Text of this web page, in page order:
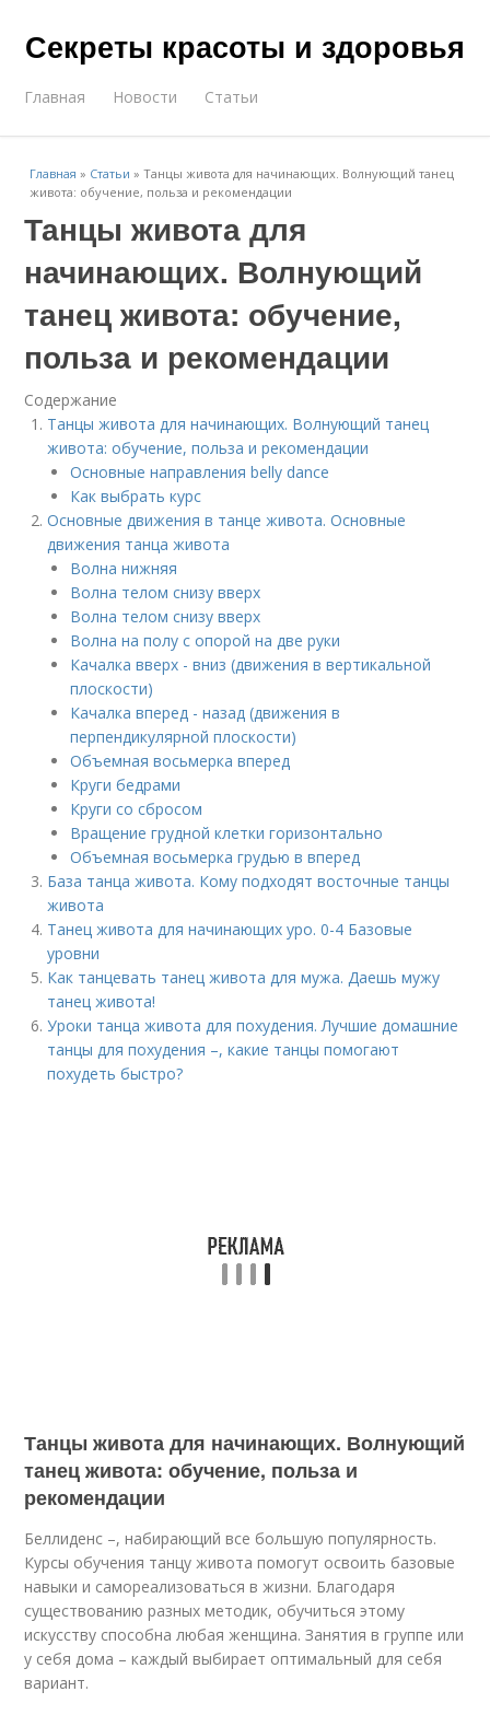
Секреты красоты и здоровья
Главная Новости Статьи
Главная » Статьи »Танцы живота для начинающих. Волнующий танец
живота: обучение, польза и рекомендации
Танцы живота для
начинающих. Волнующий
танец живота: обучение,
польза и рекомендации
Содержание
Танцы живота для начинающих. Волнующий танец
живота: обучение, польза и рекомендации
Основные направления belly dance
Как выбрать курс
Основные движения в танце живота. Основные
движения танца живота
Волна нижняя
Волна телом снизу вверх
Волна телом снизу вверх
Волна на полу с опорой на две руки
Качалка вверх - вниз (движения в вертикальной
плоскости)
Качалка вперед - назад (движения в
перпендикулярной плоскости)
Объемная восьмерка вперед
Круги бедрами
Круги со сбросом
Вращение грудной клетки горизонтально
Объемная восьмерка грудью в вперед
База танца живота. Кому подходят восточные танцы
живота
Танец живота для начинающих уро. 0-4 Базовые
уровни
Как танцевать танец живота для мужа. Даешь мужу
танец живота!
Уроки танца живота для похудения. Лучшие домашние
танцы для похудения –, какие танцы помогают
похудеть быстро?
Танцы живота для начинающих. Волнующий
танец живота: обучение, польза и
рекомендации
Беллиденс –, набирающий все большую популярность.
Курсы обучения танцу живота помогут освоить базовые
навыки и самореализоваться в жизни. Благодаря
существованию разных методик, обучиться этому
искусству способна любая женщина. Занятия в группе или
у себя дома – каждый выбирает оптимальный для себя
вариант.